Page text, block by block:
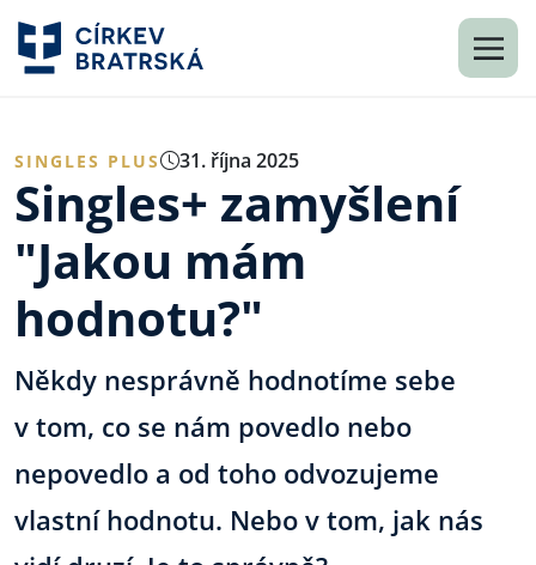
SINGLES PLUS 31. října 2025
Singles+ zamyšlení
"Jakou mám
hodnotu?"
Někdy nesprávně hodnotíme sebe
v tom, co se nám povedlo nebo
nepovedlo a od toho odvozujeme
vlastní hodnotu. Nebo v tom, jak nás